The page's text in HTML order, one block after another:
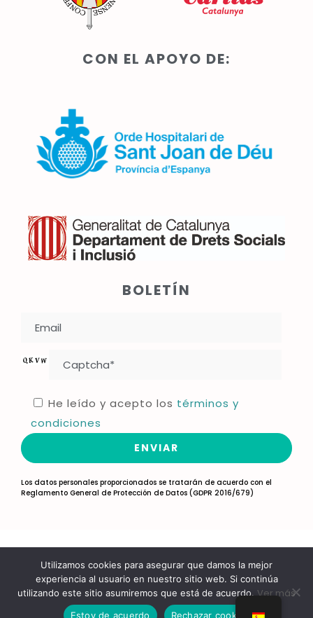
CON EL APOYO DE:
BOLETÍN
He leído y acepto los términos y
condiciones
Los datos personales proporcionados se tratarán de acuerdo con el
Reglamento General de Protección de Datos (GDPR 2016/679)
Aviso Legal
Política de cookies
Política de privacidad
Canal de Denuncias
Utilizamos cookies para asegurar que damos la mejor
experiencia al usuario en nuestro sitio web. Si continúa
utilizando este sitio asumiremos que está de acuerdo. Ver más
Estoy de acuerdo Rechazar cookies